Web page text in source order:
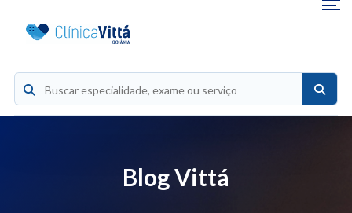
Blog Vittá